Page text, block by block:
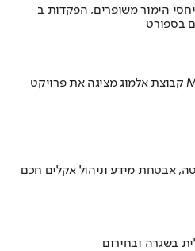
בספורט
קבוצת אלמוג מציגה את פרויקט MALA: מגדלי הפרימיום האחרונים
אבטחת מידע וניהול אקלים חכם
בשגרה ובחירום